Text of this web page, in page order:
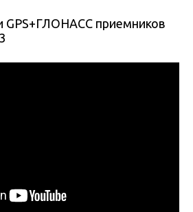
GPS+ГЛОНАСС приемников